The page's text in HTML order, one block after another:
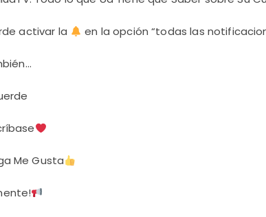
activar la en la opción “todas las
Me Gusta